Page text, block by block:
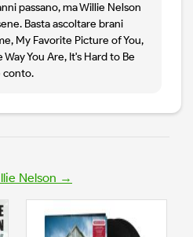
passano, ma Willie Nelson
Basta ascoltare brani
My Favorite Picture of You,
You Are, It's Hard to Be
conto.
Nelson →